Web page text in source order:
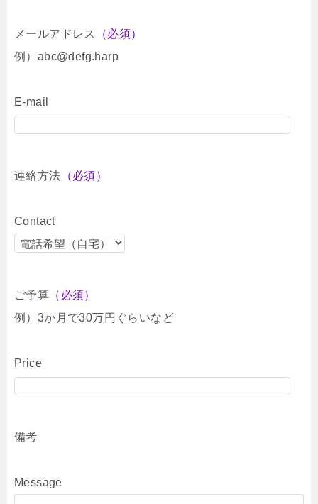
メールアドレス
（必須）
例）abc@defg.harp
E-mail
連絡方法 （必須）
Contact
ご予算 （必須）
例）3か月で30万円ぐらいなど
Price
備考
Message